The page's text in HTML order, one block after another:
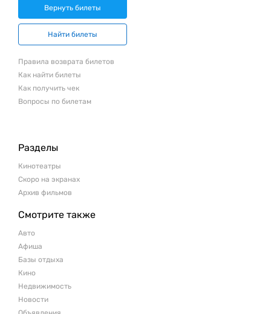
Вернуть билеты
Найти билеты
Правила возврата билетов
Как найти билеты
Как получить чек
Вопросы по билетам
Разделы
Кинотеатры
Скоро на экранах
Архив фильмов
Смотрите также
Авто
Афиша
Базы отдыха
Кино
Недвижимость
Новости